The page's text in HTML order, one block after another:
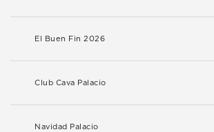
El Buen Fin 2026
Club Cava Palacio
Navidad Palacio